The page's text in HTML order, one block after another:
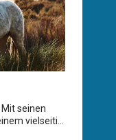
seinen
vielseiti...